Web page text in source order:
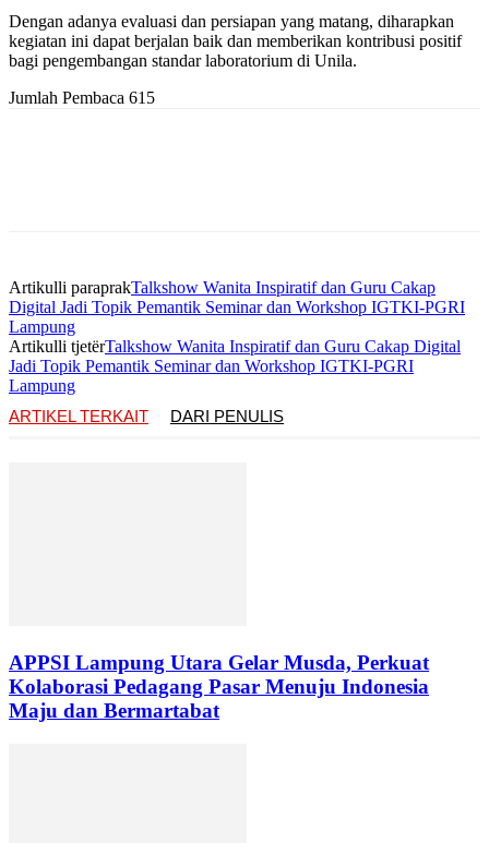
Dengan adanya evaluasi dan persiapan yang matang, diharapkan
kegiatan ini dapat berjalan baik dan memberikan kontribusi positif
bagi pengembangan standar laboratorium di Unila.
Jumlah Pembaca 615
Artikulli paraprakTalkshow Wanita Inspiratif dan Guru Cakap
Digital Jadi Topik Pemantik Seminar dan Workshop IGTKI-PGRI
Lampung
Artikulli tjetërTalkshow Wanita Inspiratif dan Guru Cakap Digital
Jadi Topik Pemantik Seminar dan Workshop IGTKI-PGRI
Lampung
ARTIKEL TERKAIT
DARI PENULIS
APPSI Lampung Utara Gelar Musda, Perkuat
Kolaborasi Pedagang Pasar Menuju Indonesia
Maju dan Bermartabat